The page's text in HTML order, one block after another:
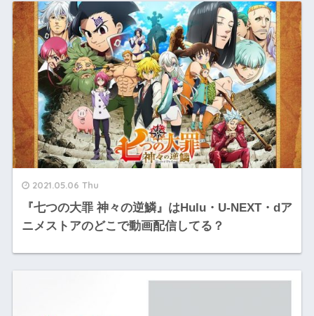
2021.05.06 Thu
『七つの大罪 神々の逆鱗』はHulu・U-NEXT・dア
ニメストアのどこで動画配信してる？